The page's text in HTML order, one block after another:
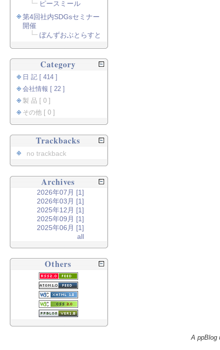
ピースミール
第4回社内SDGsセミナー
開催
ぼんずおぶとらすと
Category
日 記 [ 414 ]
会社情報 [ 22 ]
製 品 [ 0 ]
その他 [ 0 ]
Trackbacks
no trackback
Archives
2026年07月 [1]
2026年03月 [1]
2025年12月 [1]
2025年09月 [1]
2025年06月 [1]
all
Others
A ppBlog